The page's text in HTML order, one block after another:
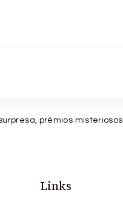
prémios misteriosos
Links